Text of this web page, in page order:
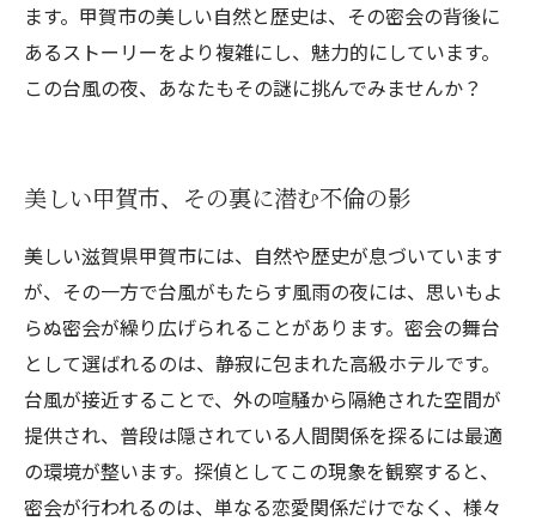
ます。甲賀市の美しい自然と歴史は、その密会の背後に
あるストーリーをより複雑にし、魅力的にしています。
この台風の夜、あなたもその謎に挑んでみませんか？
美しい甲賀市、その裏に潜む不倫の影
美しい滋賀県甲賀市には、自然や歴史が息づいています
が、その一方で台風がもたらす風雨の夜には、思いもよ
らぬ密会が繰り広げられることがあります。密会の舞台
として選ばれるのは、静寂に包まれた高級ホテルです。
台風が接近することで、外の喧騒から隔絶された空間が
提供され、普段は隠されている人間関係を探るには最適
の環境が整います。探偵としてこの現象を観察すると、
密会が行われるのは、単なる恋愛関係だけでなく、様々